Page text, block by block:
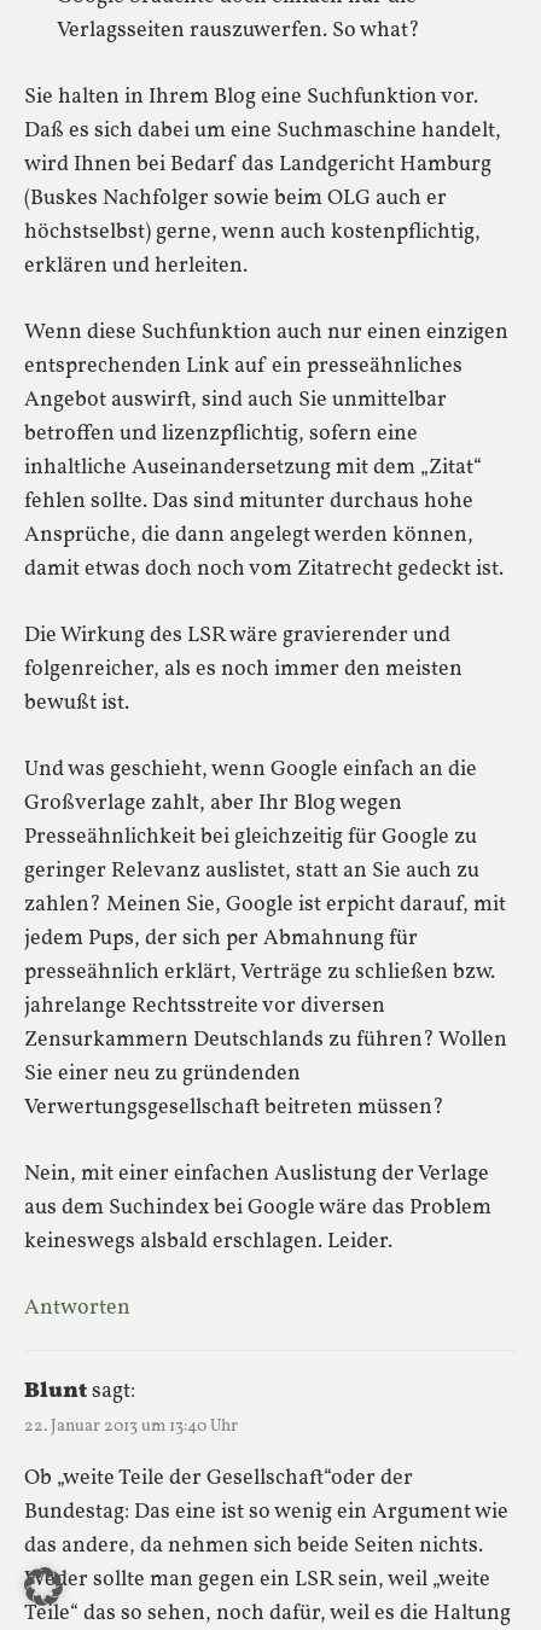
Verlagsseiten rauszuwerfen. So what?
Sie halten in Ihrem Blog eine Suchfunktion vor.
Daß es sich dabei um eine Suchmaschine handelt,
wird Ihnen bei Bedarf das Landgericht Hamburg
(Buskes Nachfolger sowie beim OLG auch er
höchstselbst) gerne, wenn auch kostenpflichtig,
erklären und herleiten.
Wenn diese Suchfunktion auch nur einen einzigen
entsprechenden Link auf ein presseähnliches
Angebot auswirft, sind auch Sie unmittelbar
betroffen und lizenzpflichtig, sofern eine
inhaltliche Auseinandersetzung mit dem „Zitat“
fehlen sollte. Das sind mitunter durchaus hohe
Ansprüche, die dann angelegt werden können,
damit etwas doch noch vom Zitatrecht gedeckt ist.
Die Wirkung des LSR wäre gravierender und
folgenreicher, als es noch immer den meisten
bewußt ist.
Und was geschieht, wenn Google einfach an die
Großverlage zahlt, aber Ihr Blog wegen
Presseähnlichkeit bei gleichzeitig für Google zu
geringer Relevanz auslistet, statt an Sie auch zu
zahlen? Meinen Sie, Google ist erpicht darauf, mit
jedem Pups, der sich per Abmahnung für
presseähnlich erklärt, Verträge zu schließen bzw.
jahrelange Rechtsstreite vor diversen
Zensurkammern Deutschlands zu führen? Wollen
Sie einer neu zu gründenden
Verwertungsgesellschaft beitreten müssen?
Nein, mit einer einfachen Auslistung der Verlage
aus dem Suchindex bei Google wäre das Problem
keineswegs alsbald erschlagen. Leider.
Antworten
Bluntsagt:
22. Januar 2013 um 13:40 Uhr
Ob „weite Teile der Gesellschaft“oder der
Bundestag: Das eine ist so wenig ein Argument wie
das andere, da nehmen sich beide Seiten nichts.
Weder sollte man gegen ein LSR sein, weil „weite
Teile“ das so sehen, noch dafür, weil es die Haltung